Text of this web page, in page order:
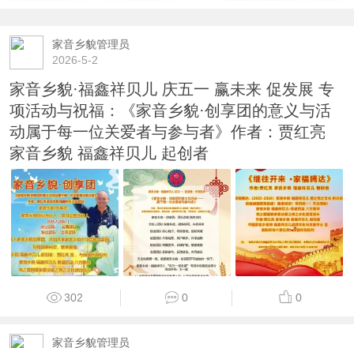
家音乡貌管理员
2026-5-2
家音乡貌·福鑫祥贝儿 庆五一 赢未来 促发展 专
项活动与祝福：《家音乡貌·创享团的意义与活
动属于每一位关爱者与参与者》作者：贾红亮
家音乡貌 福鑫祥贝儿 起创者
302 0 0
家音乡貌管理员